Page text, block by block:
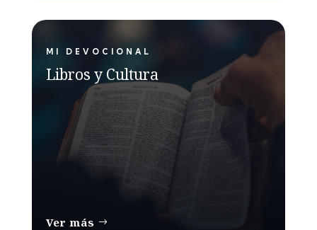
MI DEVOCIONAL
Libros y Cultura
Ver más